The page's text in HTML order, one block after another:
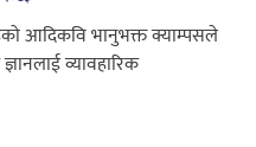
आदिकवि भानुभक्त क्याम्पसले
व्यावहारिक